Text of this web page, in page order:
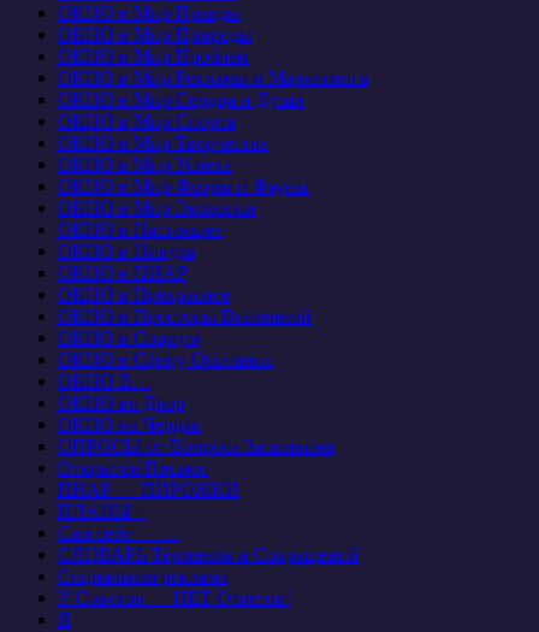
ОКНО в Мир Правды
ОКНО в Мир Природы
ОКНО в Мир Проблем
ОКНО в Мир Рекламы и Маркетинга
ОКНО в Мир Сердца и Души
ОКНО в Мир Спорта
ОКНО в Мир Творчества
ОКНО в Мир Успеха
ОКНО в Мир Флоры и Фауны
ОКНО в Мир Экологии
ОКНО в Настоящее
ОКНО в Никуда
ОКНО в ПИАР
ОКНО в Прекрасное
ОКНО в Просторы Вселенной
ОКНО в Социум
ОКНО в Сферу Обитания
ОКНО В…
ОКНО во Двор
ОКНО на Чердак
ОПРОСЫ от Вопроса Засыпкина
Открытое Письмо
ПИАР — ПИРОЖКИ
ПЛАНЫ +
Сам себе — …
СЛОВАРЬ Терминов и Сокращений
Социальная реклама
У Советов — НЕТ Ответов!
Я